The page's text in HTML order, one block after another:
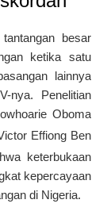
besar
ketika satu
lainnya
nya. Penelitian
Oboma
Effiong Ben
keterbukaan
kepercayaan
di Nigeria.